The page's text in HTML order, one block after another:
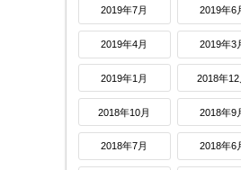
2019年7月 2019年6
2019年4月 2019年3
2019年1月 2018年12
2018年10月 2018年9
2018年7月 2018年6